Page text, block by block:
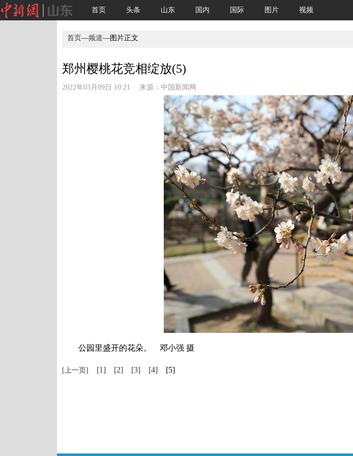
首页 头条 山东 国内 国际 图片 视频
首页—频道—图片正文
郑州樱桃花竞相绽放(5)
2022年03月09日 10:21 来源： 中国新闻网
公园里盛开的花朵。 邓小强 摄
[上一页] [1] [2] [3] [4] [5]